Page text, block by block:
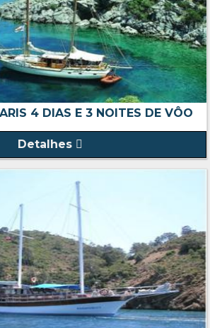
4 DIAS E 3 NOITES DE VÔO
Detalhes